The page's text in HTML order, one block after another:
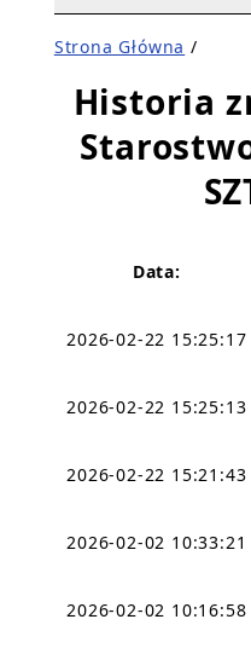
Strona Główna /
Historia
Data:
2026-02-22 15:25:17
2026-02-22 15:25:13
2026-02-22 15:21:43
2026-02-02 10:33:21
2026-02-02 10:16:58